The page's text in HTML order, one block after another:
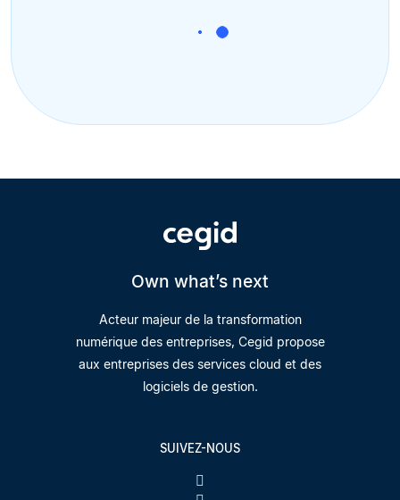
Own what’s next
Acteur majeur de la transformation
numérique des entreprises, Cegid propose
aux entreprises des services cloud et des
logiciels de gestion.
SUIVEZ-NOUS